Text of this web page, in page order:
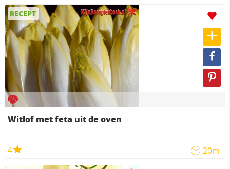
RECEPT
Witlof met feta uit de oven
4 20m